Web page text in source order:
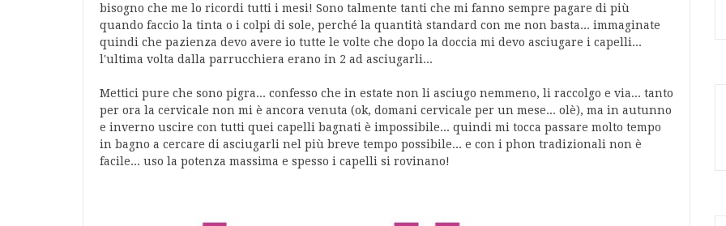
bisogno che me lo ricordi tutti i mesi! Sono talmente tanti che mi fanno sempre pagare di più
quando faccio la tinta o i colpi di sole, perché la quantità standard con me non basta... immaginate
quindi che pazienza devo avere io tutte le volte che dopo la doccia mi devo asciugare i capelli...
l'ultima volta dalla parrucchiera erano in 2 ad asciugarli...
Mettici pure che sono pigra... confesso che in estate non li asciugo nemmeno, li raccolgo e via... tanto
per ora la cervicale non mi è ancora venuta (ok, domani cervicale per un mese... olè), ma in autunno
e inverno uscire con tutti quei capelli bagnati è impossibile... quindi mi tocca passare molto tempo
in bagno a cercare di asciugarli nel più breve tempo possibile... e con i phon tradizionali non è
facile... uso la potenza massima e spesso i capelli si rovinano!